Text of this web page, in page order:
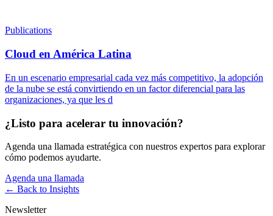
Publications
Cloud en América Latina
En un escenario empresarial cada vez más competitivo, la adopción
de la nube se está convirtiendo en un factor diferencial para las
organizaciones, ya que les d
¿Listo para acelerar tu innovación?
Agenda una llamada estratégica con nuestros expertos para explorar
cómo podemos ayudarte.
Agenda una llamada
← Back to Insights
Newsletter